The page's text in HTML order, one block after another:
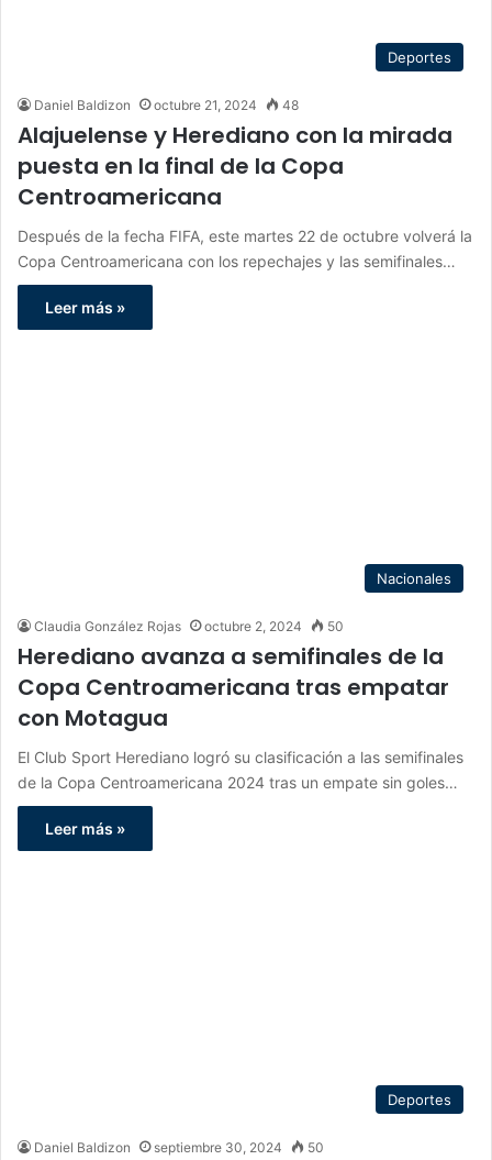
Deportes
Daniel Baldizon octubre 21, 2024 48
Alajuelense y Herediano con la mirada
puesta en la final de la Copa
Centroamericana
Después de la fecha FIFA, este martes 22 de octubre volverá la
Copa Centroamericana con los repechajes y las semifinales…
Leer más »
Nacionales
Claudia González Rojas octubre 2, 2024 50
Herediano avanza a semifinales de la
Copa Centroamericana tras empatar
con Motagua
El Club Sport Herediano logró su clasificación a las semifinales
de la Copa Centroamericana 2024 tras un empate sin goles…
Leer más »
Deportes
Daniel Baldizon septiembre 30, 2024 50